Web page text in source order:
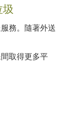
務。隨著外送
取得更多平